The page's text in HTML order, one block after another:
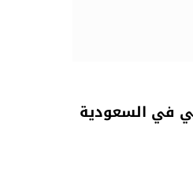
في السعودية